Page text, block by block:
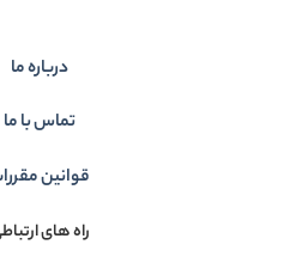
درباره ما
تماس با ما
قوانین
راه های